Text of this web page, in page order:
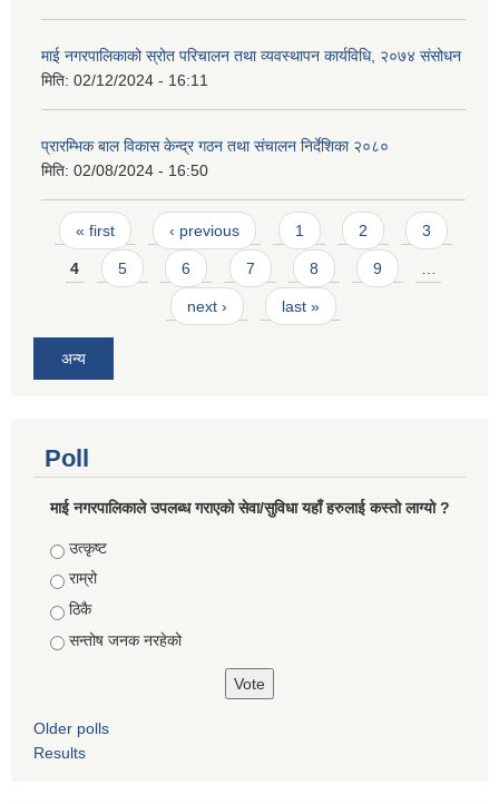
माई नगरपालिकाको स्रोत परिचालन तथा व्यवस्थापन कार्यविधि, २०७४ संसोधन
मिति: 02/12/2024 - 16:11
प्रारम्भिक बाल विकास केन्द्र गठन तथा संचालन निर्देशिका २०८०
मिति: 02/08/2024 - 16:50
Pages
« first ‹ previous 1 2 3
4 5 6 7 8 9 …
next › last »
अन्य
Poll
माई नगरपालिकाले उपलब्ध गराएको सेवा/सुविधा यहाँ हरुलाई कस्तो लाग्यो ?
Choices
उत्कृष्ट
राम्रो
ठिकै
सन्तोष जनक नरहेको
Older polls
Results